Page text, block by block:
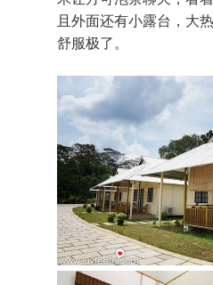
且外面还有小露台，大
舒服极了。